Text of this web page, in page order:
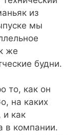
из
мы
же
будни.
то, как он
на каких
и как
в компании.